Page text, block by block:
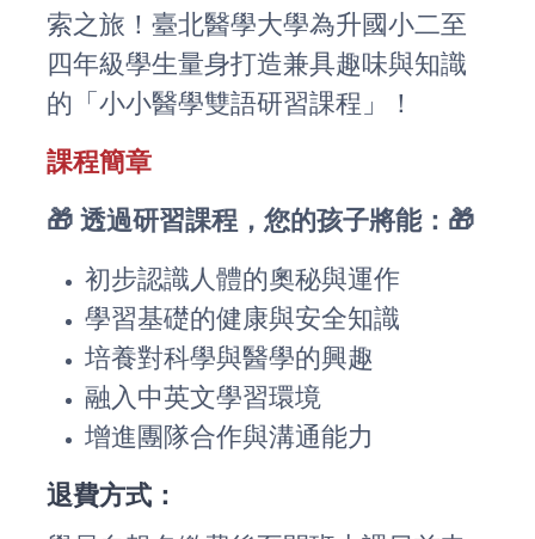
索之旅！臺北醫學大學為升國小二至
四年級學生量身打造兼具趣味與知識
的「小小醫學雙語研習課程」！
課程簡章
🎁 透過研習課程，您的孩子將能：🎁
初步認識人體的奧秘與運作
學習基礎的健康與安全知識
培養對科學與醫學的興趣
融入中英文學習環境
增進團隊合作與溝通能力
退費方式：